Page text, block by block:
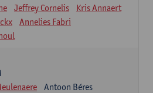
Jeffrey Cornelis
Kris Annaert
Annelies Fabri
Antoon Béres